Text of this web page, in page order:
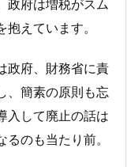
政府は増税がスム
えています。
政府、財務省に責
、簡素の原則も忘
入して廃止の話は
のも当たり前。